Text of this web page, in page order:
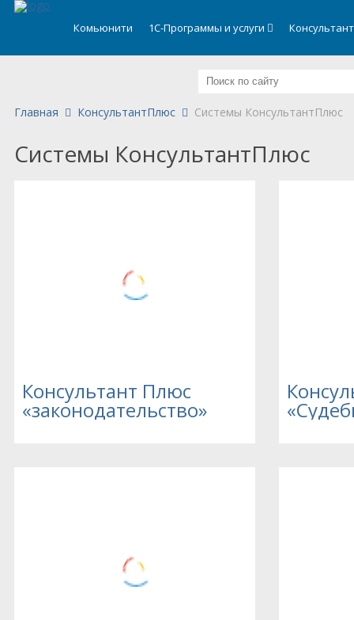
Комьюнити 1С-Программы и услуги
Главная КонсультантПлюс Системы КонсультантПлюс
Системы КонсультантПлюс
Консультант Плюс
«законодательство»